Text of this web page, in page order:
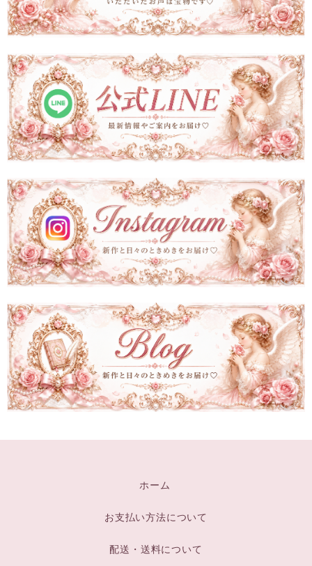
ホーム
お支払い方法について
配送・送料について